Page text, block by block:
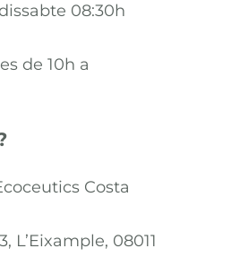
08:30h
de 10h a
Costa
L’Eixample, 08011